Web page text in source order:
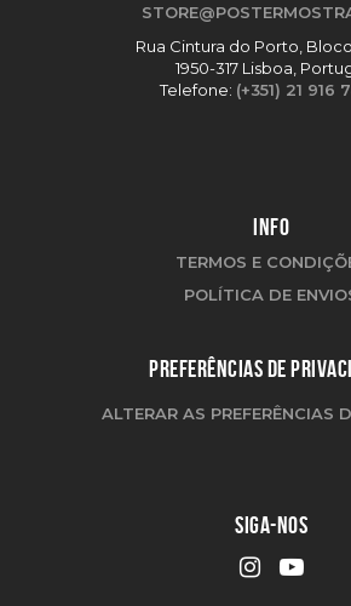
Rua Cintura do Porto, Bloco
1950-317 Lisboa,
Telefone: (+351) 21 916
INFO
TERMOS E
POLÍTICA DE
PREFERÊNCIAS DE
ALTERAR AS PREFERÊNCIAS
SIGA-NOS